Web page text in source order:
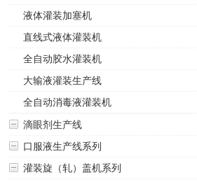
液体灌装加塞机
直线式液体灌装机
全自动胶水灌装机
大输液灌装生产线
全自动消毒液灌装机
滴眼剂生产线
口服液生产线系列
灌装旋（轧）盖机系列